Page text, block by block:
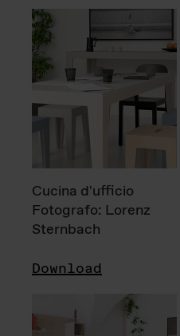
Cucina d'ufficio
Fotografo: Lorenz
Sternbach
Download